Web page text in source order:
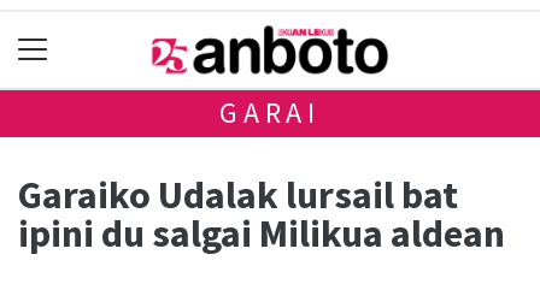
GARAI
Garaiko Udalak lursail bat
ipini du salgai Milikua aldean